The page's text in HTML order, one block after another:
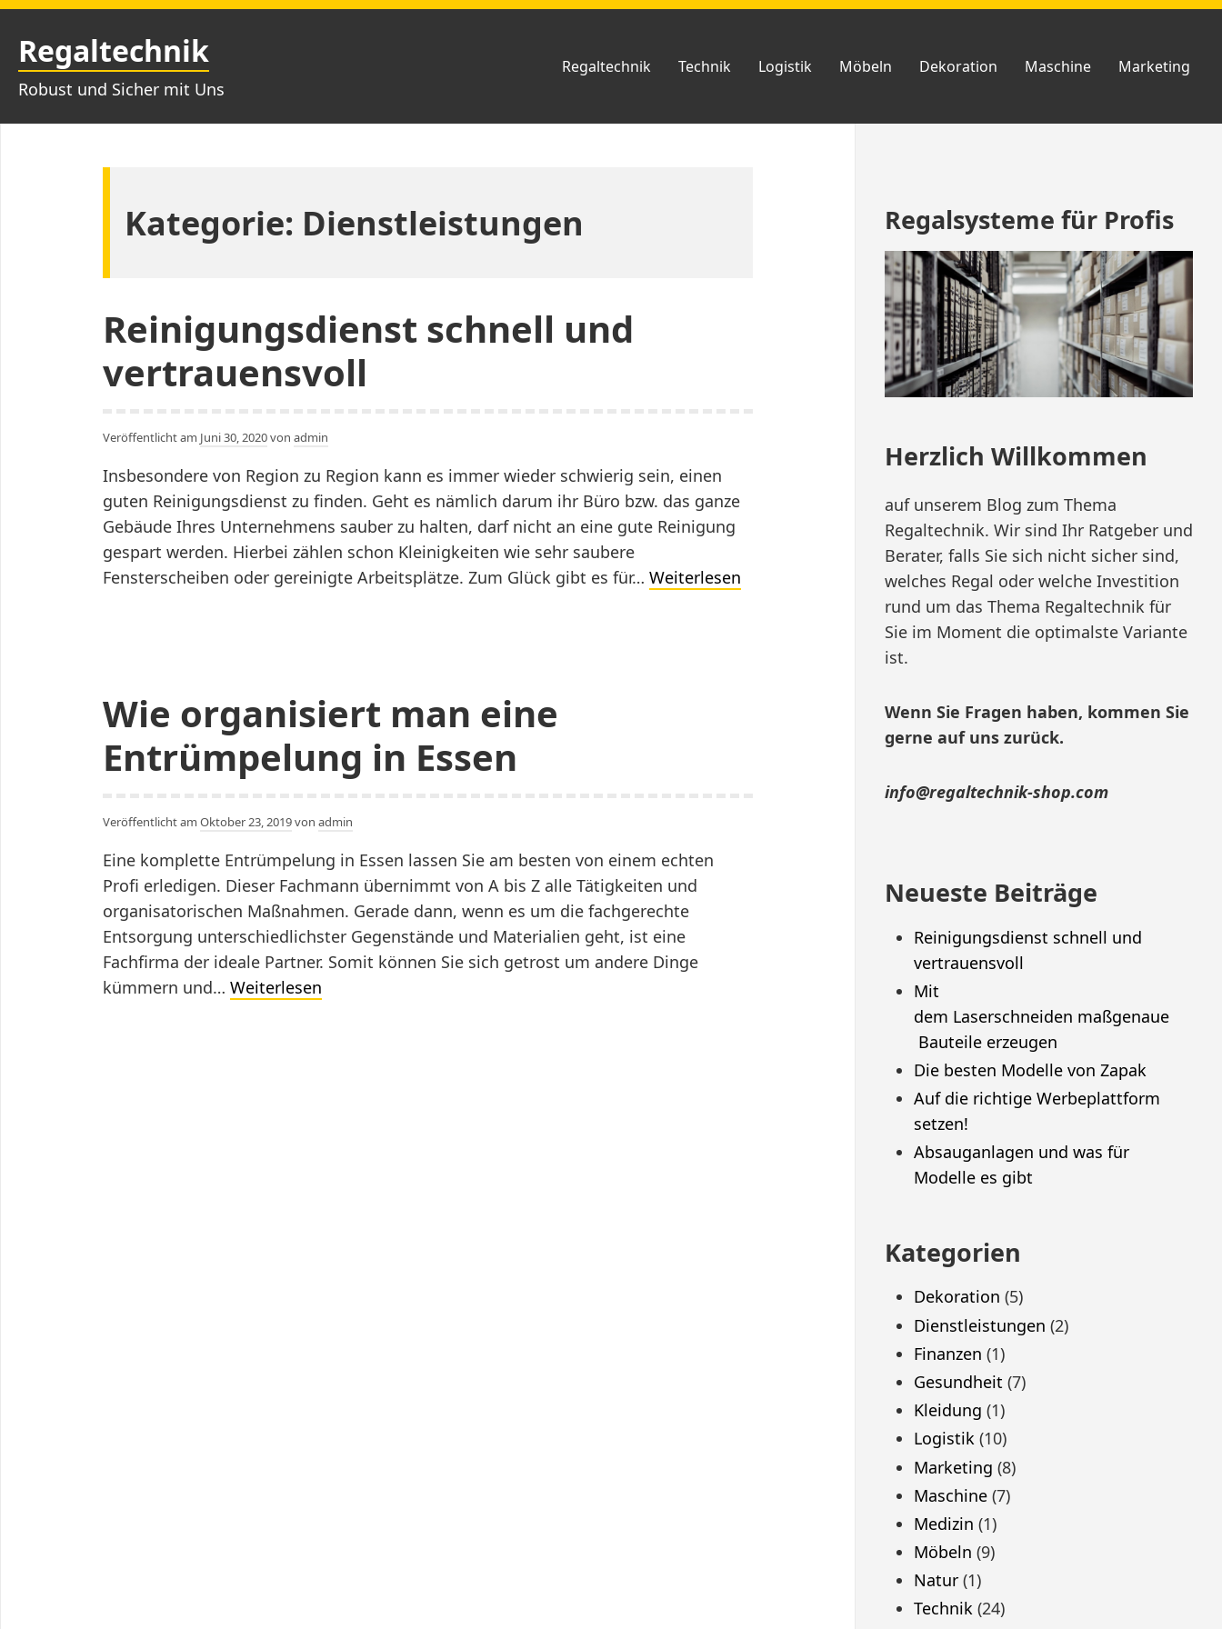
Zum
Inhalt
springen
Regaltechnik
Robust und Sicher mit Uns
Regaltechnik Technik Logistik Möbeln Dekoration Maschine Marketing
Kategorie: Dienstleistungen
Reinigungsdienst schnell und
vertrauensvoll
Veröffentlicht am Juni 30, 2020von admin
Insbesondere von Region zu Region kann es immer wieder schwierig sein, einen
guten Reinigungsdienst zu finden. Geht es nämlich darum ihr Büro bzw. das ganze
Gebäude Ihres Unternehmens sauber zu halten, darf nicht an eine gute Reinigung
gespart werden. Hierbei zählen schon Kleinigkeiten wie sehr saubere
Fensterscheiben oder gereinigte Arbeitsplätze. Zum Glück gibt es für… Weiterlesen
Wie organisiert man eine
Entrümpelung in Essen
Veröffentlicht am Oktober 23, 2019von admin
Eine komplette Entrümpelung in Essen lassen Sie am besten von einem echten
Profi erledigen. Dieser Fachmann übernimmt von A bis Z alle Tätigkeiten und
organisatorischen Maßnahmen. Gerade dann, wenn es um die fachgerechte
Entsorgung unterschiedlichster Gegenstände und Materialien geht, ist eine
Fachfirma der ideale Partner. Somit können Sie sich getrost um andere Dinge
kümmern und… Weiterlesen
Footer
Regalsysteme für Profis
Herzlich Willkommen
auf unserem Blog zum Thema
Regaltechnik. Wir sind Ihr Ratgeber und
Berater, falls Sie sich nicht sicher sind,
welches Regal oder welche Investition
rund um das Thema Regaltechnik für
Sie im Moment die optimalste Variante
ist.
Wenn Sie Fragen haben, kommen Sie
gerne auf uns zurück.
info@regaltechnik-shop.com
Neueste Beiträge
Reinigungsdienst schnell und
vertrauensvoll
Mit
dem Laserschneiden maßgenaue
Bauteile erzeugen
Die besten Modelle von Zapak
Auf die richtige Werbeplattform
setzen!
Absauganlagen und was für
Modelle es gibt
Kategorien
Dekoration (5)
Dienstleistungen (2)
Finanzen (1)
Gesundheit (7)
Kleidung (1)
Logistik(10)
Marketing (8)
Maschine(7)
Medizin (1)
Möbeln (9)
Natur(1)
Technik(24)